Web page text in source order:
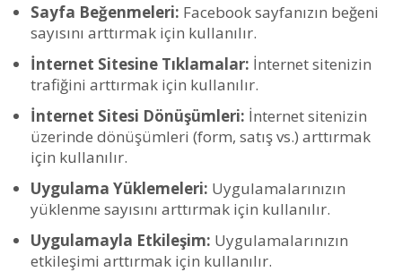
Sayfa Beğenmeleri: Facebook sayfanızın beğeni
sayısını arttırmak için kullanılır.
İnternet Sitesine Tıklamalar: İnternet sitenizin
trafiğini arttırmak için kullanılır.
İnternet Sitesi Dönüşümleri: İnternet sitenizin
üzerinde dönüşümleri (form, satış vs.) arttırmak
için kullanılır.
Uygulama Yüklemeleri: Uygulamalarınızın
yüklenme sayısını arttırmak için kullanılır.
Uygulamayla Etkileşim: Uygulamalarınızın
etkileşimi arttırmak için kullanılır.